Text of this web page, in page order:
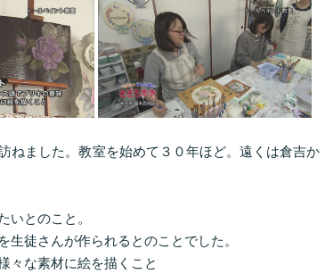
ねました。教室を始めて３０年ほど。遠くは倉吉か
いとのこと。
徒さんが作られるとのことでした。
々な素材に絵を描くこと